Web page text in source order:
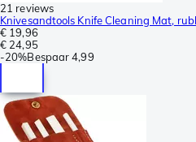
21 reviews
Knivesandtools Knife Cleaning Mat,
€ 19,96
€ 24,95
-20%Bespaar 4,99